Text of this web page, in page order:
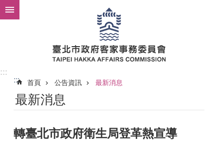
跳到主要內容區塊
:::
:::
首頁 公告資訊 最新消息
最新消息
轉臺北市政府衛生局登革熱宣導